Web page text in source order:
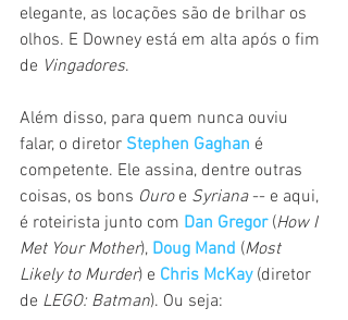
elegante, as locações são de brilhar os
olhos. E Downey está em alta após o fim
de Vingadores.
Além disso, para quem nunca ouviu
falar, o diretor Stephen Gaghan é
competente. Ele assina, dentre outras
coisas, os bons Ouro e Syriana -- e aqui,
é roteirista junto com Dan Gregor (How I
Met Your Mother), Doug Mand (Most
Likely to Murder) e Chris McKay (diretor
de LEGO: Batman). Ou seja: